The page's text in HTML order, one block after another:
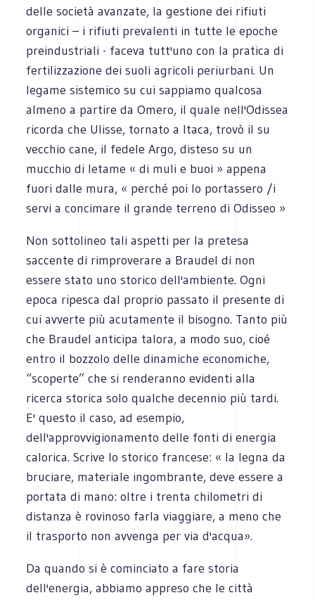
delle società avanzate, la gestione dei rifiuti
organici – i rifiuti prevalenti in tutte le epoche
preindustriali - faceva tutt'uno con la pratica di
fertilizzazione dei suoli agricoli periurbani. Un
legame sistemico su cui sappiamo qualcosa
almeno a partire da Omero, il quale nell'Odissea
ricorda che Ulisse, tornato a Itaca, trovò il su
vecchio cane, il fedele Argo, disteso su un
mucchio di letame « di muli e buoi » appena
fuori dalle mura, « perché poi lo portassero /i
servi a concimare il grande terreno di Odisseo »
Non sottolineo tali aspetti per la pretesa
saccente di rimproverare a Braudel di non
essere stato uno storico dell'ambiente. Ogni
epoca ripesca dal proprio passato il presente di
cui avverte più acutamente il bisogno. Tanto più
che Braudel anticipa talora, a modo suo, cioé
entro il bozzolo delle dinamiche economiche,
“scoperte” che si renderanno evidenti alla
ricerca storica solo qualche decennio più tardi.
E' questo il caso, ad esempio,
dell'approvvigionamento delle fonti di energia
calorica. Scrive lo storico francese: « la legna da
bruciare, materiale ingombrante, deve essere a
portata di mano: oltre i trenta chilometri di
distanza è rovinoso farla viaggiare, a meno che
il trasporto non avvenga per via d'acqua».
Da quando si è cominciato a fare storia
dell'energia, abbiamo appreso che le città